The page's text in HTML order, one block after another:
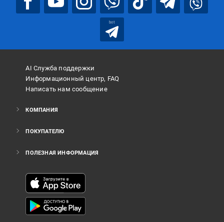
bot
AI Служба поддержки
Информационный центр, FAQ
Написать нам сообщение
КОМПАНИЯ
ПОКУПАТЕЛЮ
ПОЛЕЗНАЯ ИНФОРМАЦИЯ